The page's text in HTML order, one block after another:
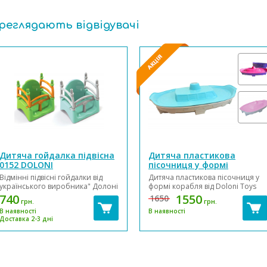
відвідувачі
Дитяча гойдалка підвісна
0152 DOLONI
Відмінні підвісні гойдалки від
українського виробника" Долоні
" 3 в 1 чудово підійдуть для дітей
абсолютно різної вікової
категорії, тому що мають 3 таких
режими використання:
Режим 1. Крісло-гойдалка з
740 грн.
В наявності
Доставка 2-3 дні
Дитяча пластикова
пісочниця у формі
кораблика 03355 DOLONI
Дитяча пластикова пісочниця у
формі корабля від Doloni Toys
03355 - чудовий вибір для
проведення якісного та
безпечного проведення часу на
яскравим кольорам, зручній
1650 1550 грн.
В наявності